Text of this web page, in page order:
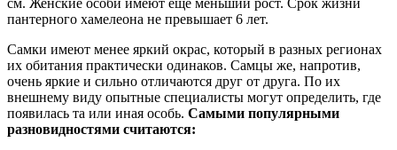
пантерного хамелеона не превышает 6 лет.
Самки имеют менее яркий окрас, который в разных регионах
их обитания практически одинаков. Самцы же, напротив,
очень яркие и сильно отличаются друг от друга. По их
внешнему виду опытные специалисты могут определить, где
появилась та или иная особь. Самыми популярными
разновидностями считаются: